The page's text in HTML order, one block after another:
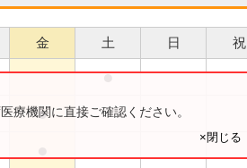
金 土 日 祝
●
●
療機関に直接ご確認ください。
×閉じる